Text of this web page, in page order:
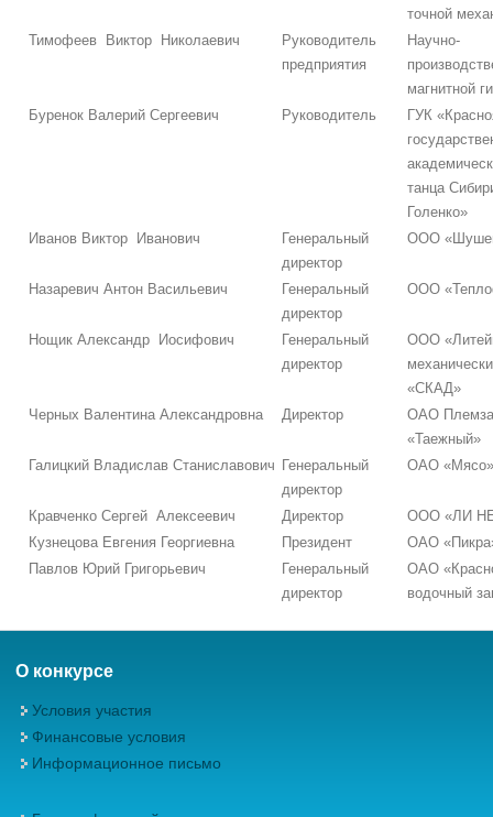
точной
Тимофеев Виктор Николаевич
Руководитель
предприятия
Научно-
магнитной
Буренок Валерий Сергеевич
Руководитель
ГУК
танца
Голенко»
Иванов Виктор Иванович
Генеральный
директор
ООО
Назаревич Антон Васильевич
Генеральный
директор
ООО
Нощик Александр Иосифович
Генеральный
директор
ООО
«СКАД»
Черных Валентина Александровна
Директор
ОАО
«Таежный»
Галицкий Владислав Станиславович Генеральный
директор
ОАО «Мясо»
Кравченко Сергей Алексеевич Директор
ООО «ЛИ
Кузнецова Евгения Георгиевна
Президент
ОАО
Павлов Юрий Григорьевич
Генеральный
директор
ОАО
водочный
О конкурсе
Условия участия
Финансовые условия
Информационное письмо